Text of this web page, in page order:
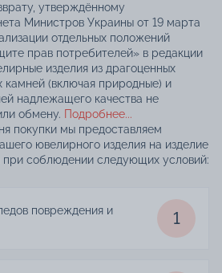
утверждённому
Министров Украины от 19 марта
отдельных положений
прав потребителей» в редакции
изделия из драгоценных
камней (включая природные) и
надлежащего качества не
обмену. Подробнее...
покупки мы предоставляем
ювелирного изделия на изделие
при соблюдении следующих условий:
повреждения и
1